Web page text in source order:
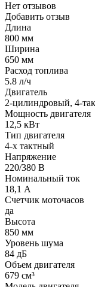
Нет отзывов
Добавить отзыв
Длина
800 мм
Ширина
650 мм
Расход топлива
5.8 л/ч
Двигатель
2-цилиндровый, 4-
Мощность двигателя
12,5 кВт
Тип двигателя
4-х тактный
Напряжение
220/380 В
Номинальный ток
18,1 А
Счетчик моточасов
да
Высота
850 мм
Уровень шума
84 дБ
Объем двигателя
679 см³